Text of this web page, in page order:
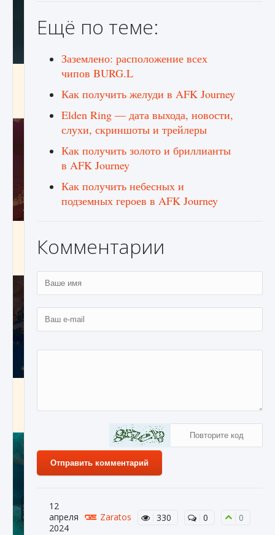
Как проверить статус сервера Delta Force
игре Creatures of Ava
Ещё по теме:
Заземлено: расположение всех
чипов BURG.L
Как получить желуди в AFK Journey
Elden Ring — дата выхода, новости,
слухи, скриншоты и трейлеры
Как получить золото и бриллианты
в AFK Journey
Как получить небесных и
подземных героев в AFK Journey
Комментарии
Отправить комментарий
12
апреля
2024
Zaratos 330 0 0